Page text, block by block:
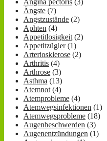
Ängste (7)
Angstzustände (2)
Aphten (4)
Appetitlosigkeit (2)
Appetitzügler(1)
Arteriosklerose (2)
Arthritis (4)
Arthrose (3)
Asthma (13)
Atemnot (4)
Atemprobleme (4)
Atemwegsinfektionen (1)
Atemwegsprobleme (18)
Augenbeschwerden (3)
Augenentzündungen (1)